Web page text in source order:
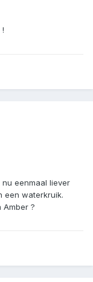
eenmaal liever
een waterkruik.
Amber ?